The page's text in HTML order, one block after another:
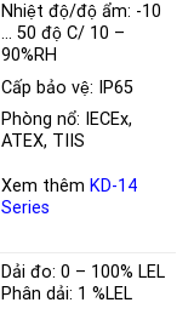
Nhiệt độ/độ ẩm: -10
… 50 độ C/ 10 –
90%RH
Cấp bảo vệ: IP65
Phòng nổ: IECEx,
ATEX, TIIS
Xem thêm KD-14
Series
Dải đo:0 – 100% LEL
Phân dải: 1 %LEL